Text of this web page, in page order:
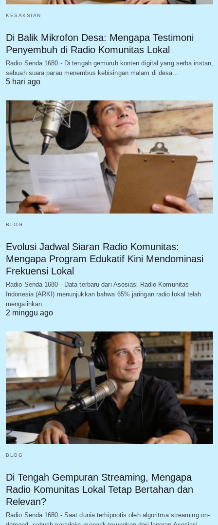
KESAKSIAN
Di Balik Mikrofon Desa: Mengapa Testimoni
Penyembuh di Radio Komunitas Lokal
Radio Senda 1680 - Di tengah gemuruh konten digital yang serba instan,
sebuah suara parau menembus kebisingan malam di desa…
5 hari ago
BLOG
Evolusi Jadwal Siaran Radio Komunitas:
Mengapa Program Edukatif Kini Mendominasi
Frekuensi Lokal
Radio Senda 1680 - Data terbaru dari Asosiasi Radio Komunitas
Indonesia (ARKI) menunjukkan bahwa 65% jaringan radio lokal telah
mengalihkan…
2 minggu ago
BLOG
Di Tengah Gempuran Streaming, Mengapa
Radio Komunitas Lokal Tetap Bertahan dan
Relevan?
Radio Senda 1680 - Saat dunia terhipnotis oleh algoritma streaming on-